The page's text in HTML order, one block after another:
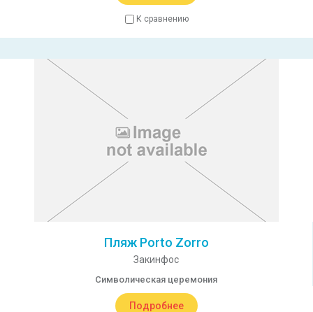
К сравнению
Пляж Porto Zorro
Закинфос
Символическая церемония
Подробнее